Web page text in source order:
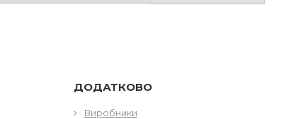
ДОДАТКОВО
Виробники